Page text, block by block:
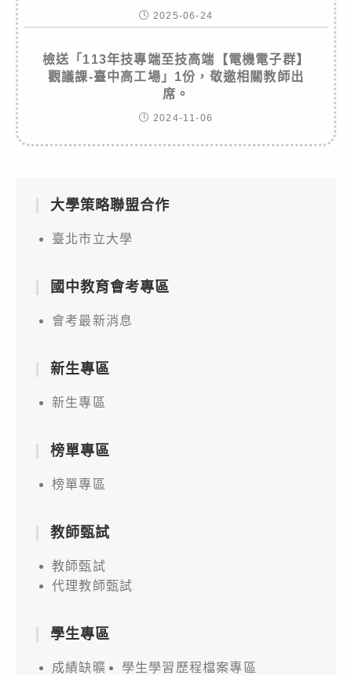
2025-06-24
檢送「113年技專端至技高端【電機電子群】
觀議課-臺中高工場」1份，敬邀相關教師出
席。
2024-11-06
大學策略聯盟合作
臺北市立大學
國中教育會考專區
會考最新消息
新生專區
新生專區
榜單專區
榜單專區
教師甄試
教師甄試
代理教師甄試
學生專區
成績缺曠 學生學習歷程檔案專區